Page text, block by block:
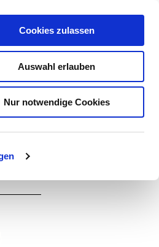
Cookies zulassen
Auswahl erlauben
Nur notwendige Cookies
Sitemap
de en